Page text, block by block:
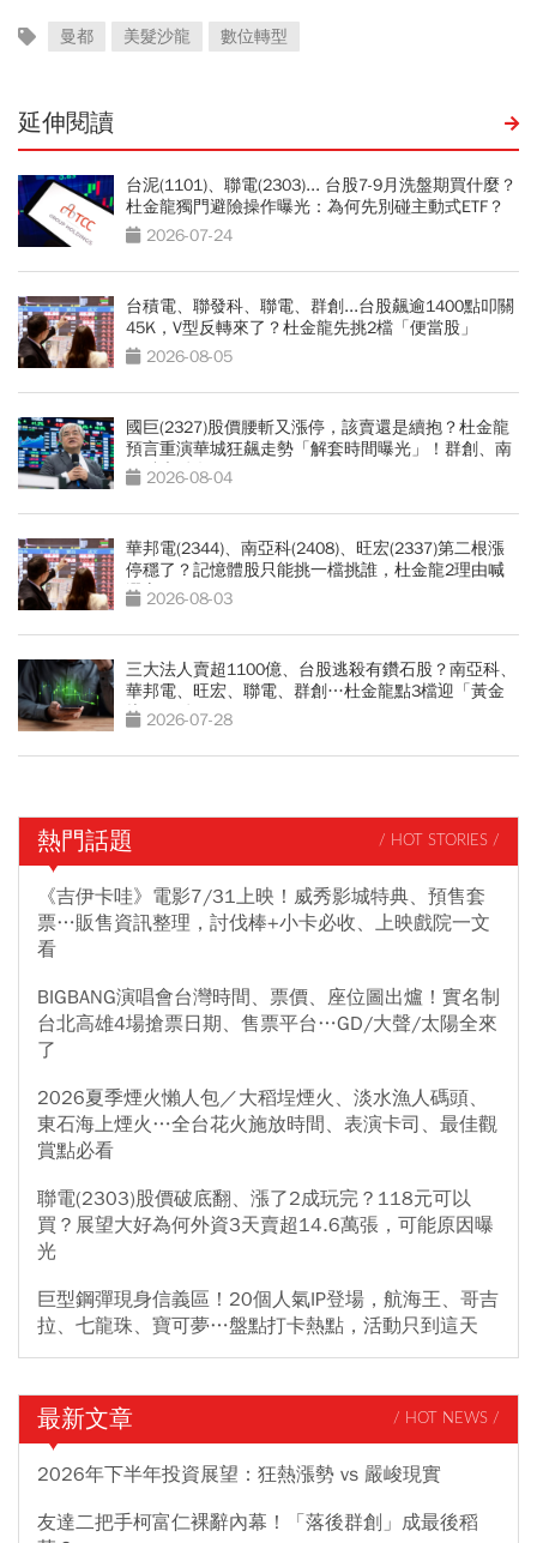
曼都 美髮沙龍 數位轉型
延伸閱讀
台泥(1101)、聯電(2303)... 台股7-9月洗盤期買什麼？
杜金龍獨門避險操作曝光：為何先別碰主動式ETF？
2026-07-24
台積電、聯發科、聯電、群創...台股飆逾1400點叩關
45K，V型反轉來了？杜金龍先挑2檔「便當股」
2026-08-05
國巨(2327)股價腰斬又漲停，該賣還是續抱？杜金龍
預言重演華城狂飆走勢「解套時間曝光」！群創、南
亞科也點名
2026-08-04
華邦電(2344)、南亞科(2408)、旺宏(2337)第二根漲
停穩了？記憶體股只能挑一檔挑誰，杜金龍2理由喊
選它2026-08-03
三大法人賣超1100億、台股逃殺有鑽石股？南亞科、
華邦電、旺宏、聯電、群創…杜金龍點3檔迎「黃金
坑」買點
2026-07-28
熱門話題 / HOT STORIES /
《吉伊卡哇》電影7/31上映！威秀影城特典、預售套
票…販售資訊整理，討伐棒+小卡必收、上映戲院一文
看
BIGBANG演唱會台灣時間、票價、座位圖出爐！實名制
台北高雄4場搶票日期、售票平台…GD/大聲/太陽全來
了
2026夏季煙火懶人包／大稻埕煙火、淡水漁人碼頭、
東石海上煙火…全台花火施放時間、表演卡司、最佳觀
賞點必看
聯電(2303)股價破底翻、漲了2成玩完？118元可以
買？展望大好為何外資3天賣超14.6萬張，可能原因曝
光
巨型鋼彈現身信義區！20個人氣IP登場，航海王、哥吉
拉、七龍珠、寶可夢…盤點打卡熱點，活動只到這天
最新文章 / HOT NEWS /
2026年下半年投資展望：狂熱漲勢 vs 嚴峻現實
友達二把手柯富仁裸辭內幕！「落後群創」成最後稻